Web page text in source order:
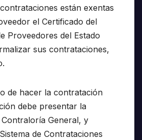
están exentas
el Certificado del
Proveedores del Estado
sus contrataciones,
de hacer la contratación
debe presentar la
General, y
de Contrataciones